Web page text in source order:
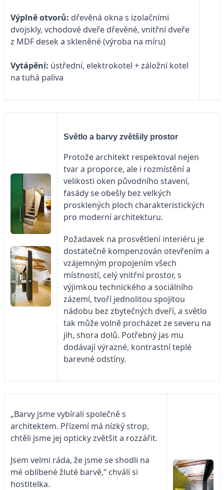
Výplně otvorů: dřevěná okna s izolačními
dvojskly, vchodové dveře dřevěné, vnitřní dveře
z MDF desek a skleněné (výroba na míru)
Vytápění: ústřední, elektrokotel + záložní kotel
na tuhá paliva
Světlo a barvy zvětšily prostor
Protože architekt respektoval nejen
tvar a proporce, ale i rozmístění a
velikosti oken původního stavení,
fasády se obešly bez velkých
prosklených ploch charakteristických
pro moderní architekturu.
Požadavek na prosvětlení interiéru je
dostatečně kompenzován otevřením a
vzájemným propojením všech
místností, celý vnitřní prostor, s
výjimkou technického a sociálního
zázemí, tvoří jednolitou spojitou
nádobu bez zbytečných dveří, a světlo
tak může volně procházet ze severu na
jih, shora dolů. Potřebný jas mu
dodávají výrazné, kontrastní teplé
barevné odstíny.
„Barvy jsme vybírali společně s
architektem. Přízemí má nízký strop,
chtěli jsme jej opticky zvětšit a rozzářit.
Jsem velmi ráda, že jsme se shodli na
mé oblíbené žluté barvě,“ chválí si
hostitelka.